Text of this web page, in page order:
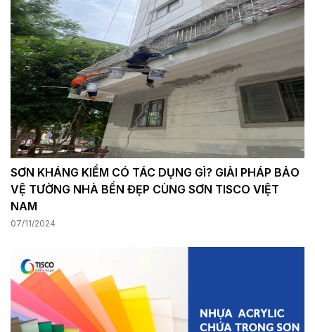
SƠN KHÁNG KIỀM CÓ TÁC DỤNG GÌ? GIẢI PHÁP BẢO
VỆ TƯỜNG NHÀ BỀN ĐẸP CÙNG SƠN TISCO VIỆT
NAM
07/11/2024